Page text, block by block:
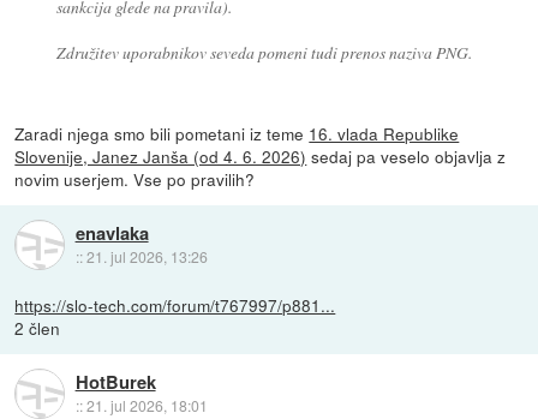
sankcija glede na pravila).
Združitev uporabnikov seveda pomeni tudi prenos naziva PNG.
Zaradi njega smo bili pometani iz teme 16. vlada Republike
Slovenije, Janez Janša (od 4. 6. 2026) sedaj pa veselo objavlja z
novim userjem. Vse po pravilih?
enavlaka
::21. jul 2026, 13:26
https://slo-tech.com/forum/t767997/p881...
2 člen
HotBurek
::21. jul 2026, 18:01